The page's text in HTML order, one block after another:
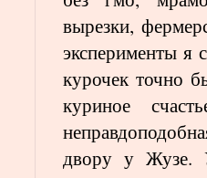
вырезки,
эксперименты я
курочек точно
куриное
двору у Жузе.